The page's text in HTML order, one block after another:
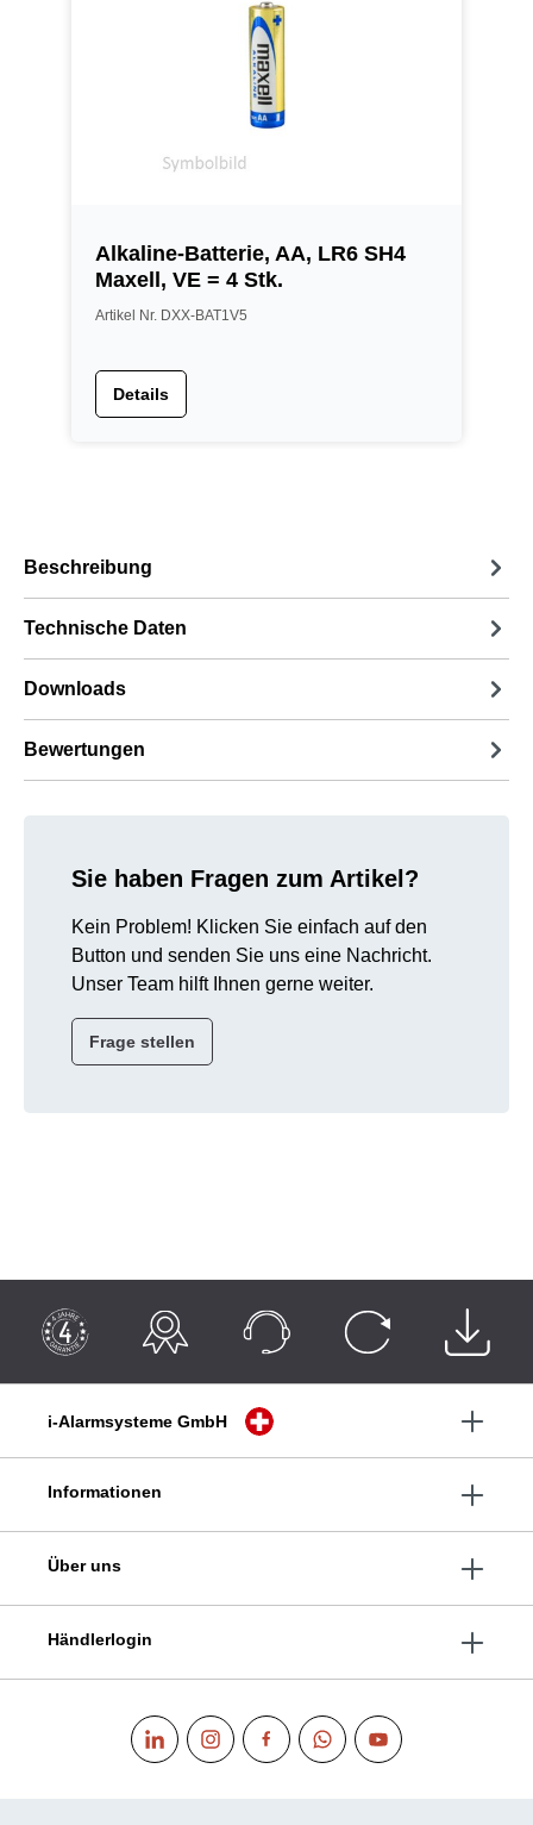
Alkaline-Batterie, AA, LR6 SH4
Maxell, VE = 4 Stk.
Artikel Nr. DXX-BAT1V5
Details
Beschreibung
Technische Daten
Downloads
Bewertungen
Sie haben Fragen zum Artikel?
Kein Problem! Klicken Sie einfach auf den
Button und senden Sie uns eine Nachricht.
Unser Team hilft Ihnen gerne weiter.
Frage stellen
i-Alarmsysteme GmbH
Informationen
Über uns
Händlerlogin